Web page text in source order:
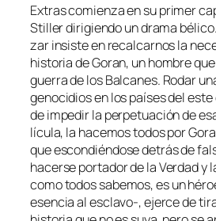
Extras co­mien­za en su pri­mer
Stiller di­ri­gien­do un dra­ma
zar in­sis­te en re­cal­car­nos la
his­to­ria de Goran, un hom­bre
gue­rra de los Balcanes. Rodar
ge­no­ci­dios en los paí­ses del
de im­pe­dir la per­pe­tua­ción de
lí­cu­la, la ha­ce­mos to­dos por
que es­con­dién­do­se de­trás de
ha­cer­se por­ta­dor de la Verdad y
co­mo to­dos sa­be­mos, es un
esen­cia al esclavo‑, ejer­ce de